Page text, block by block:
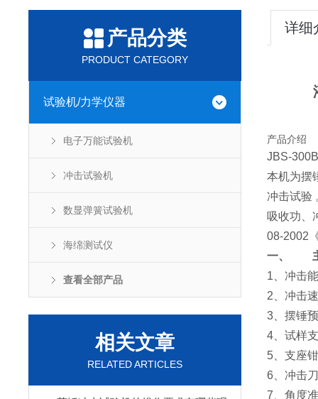
产品分类
PRODUCT CATEGORY
试验机/力学仪器
电子万能试验机
冲击试验机
数显弹簧试验机
海绵测试仪
查看全部产品
相关文章
RELATED ARTICLES
详细
产品介绍
JBS-
本机为摆
冲击试验
吸收功、
08-2002
一、
1、冲击
2、冲击
3、摆锤
4、试样
5、支座
6、冲击
7、角度